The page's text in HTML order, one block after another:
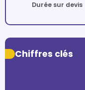
Durée sur devis
Chiffres clés